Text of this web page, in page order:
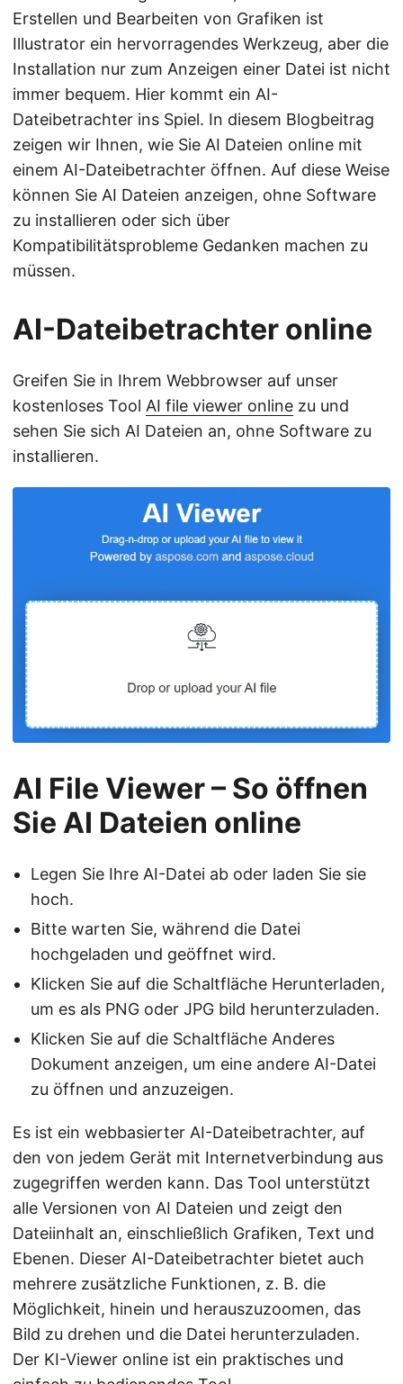
Erstellen und Bearbeiten von Grafiken ist
Illustrator ein hervorragendes Werkzeug, aber die
Installation nur zum Anzeigen einer Datei ist nicht
immer bequem. Hier kommt ein AI-
Dateibetrachter ins Spiel. In diesem Blogbeitrag
zeigen wir Ihnen, wie Sie AI Dateien online mit
einem AI-Dateibetrachter öffnen. Auf diese Weise
können Sie AI Dateien anzeigen, ohne Software
zu installieren oder sich über
Kompatibilitätsprobleme Gedanken machen zu
müssen.
AI-Dateibetrachter online
Greifen Sie in Ihrem Webbrowser auf unser
kostenloses Tool AI file viewer online zu und
sehen Sie sich AI Dateien an, ohne Software zu
installieren.
AI File Viewer – So öffnen
Sie AI Dateien online
Legen Sie Ihre AI-Datei ab oder laden Sie sie
hoch.
Bitte warten Sie, während die Datei
hochgeladen und geöffnet wird.
Klicken Sie auf die Schaltfläche Herunterladen,
um es als PNG oder JPG bild herunterzuladen.
Klicken Sie auf die Schaltfläche Anderes
Dokument anzeigen, um eine andere AI-Datei
zu öffnen und anzuzeigen.
Es ist ein webbasierter AI-Dateibetrachter, auf
den von jedem Gerät mit Internetverbindung aus
zugegriffen werden kann. Das Tool unterstützt
alle Versionen von AI Dateien und zeigt den
Dateiinhalt an, einschließlich Grafiken, Text und
Ebenen. Dieser AI-Dateibetrachter bietet auch
mehrere zusätzliche Funktionen, z. B. die
Möglichkeit, hinein und herauszuzoomen, das
Bild zu drehen und die Datei herunterzuladen.
Der KI-Viewer online ist ein praktisches und